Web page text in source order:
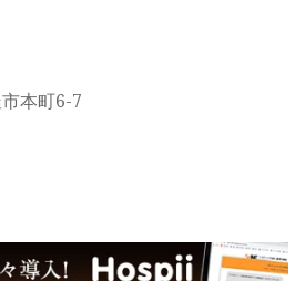
本町6-7